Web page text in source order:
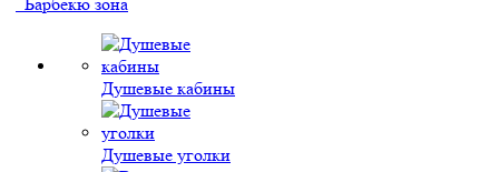
Душевые кабины
Душевые уголки